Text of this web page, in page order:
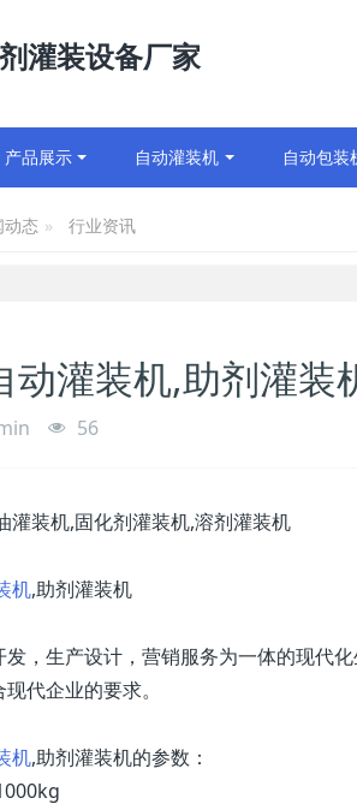
灌装设备厂家
产品展示 自动灌装机 自动包装
动态 行业资讯
动灌装机,助剂灌装
56
机,助剂灌装机
，生产设计，营销服务为一体的现代
代企业的要求。
机,助剂灌装机的参数：